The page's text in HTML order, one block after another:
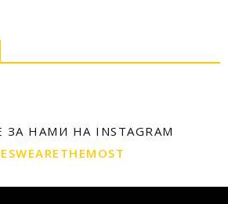
НАМИ НА INSTAGRAM